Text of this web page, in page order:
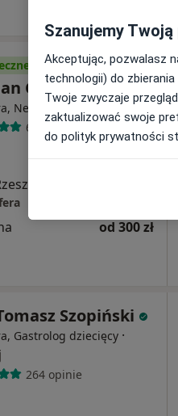
płatności
Gdula
Neonatolog ·Więcej
64 opinie
od 300 zł
Szopiński
Gastrolog dziecięcy ·
264 opinie
Szanujemy
Akceptując, pozwalasz
technologii) do
Twoje zwyczaje
zaktualizować swoje
do polityk prywatności